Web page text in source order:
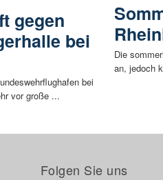
gegen
bei
bei
vor große ...
Die
an, jedoch
Folgen Sie uns